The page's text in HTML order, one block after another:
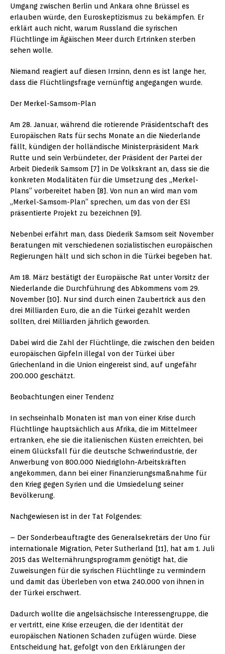
Umgang zwischen Berlin und Ankara ohne Brüssel es
erlauben würde, den Euroskeptizismus zu bekämpfen. Er
erklärt auch nicht, warum Russland die syrischen
Flüchtlinge im Ägäischen Meer durch Ertrinken sterben
sehen wolle.
Niemand reagiert auf diesen Irrsinn, denn es ist lange her,
dass die Flüchtlingsfrage vernünftig angegangen wurde.
Der Merkel-Samsom-Plan
Am 28. Januar, während die rotierende Präsidentschaft des
Europäischen Rats für sechs Monate an die Niederlande
fällt, kündigen der holländische Ministerpräsident Mark
Rutte und sein Verbündeter, der Präsident der Partei der
Arbeit Diederik Samsom [7] in De Volkskrant an, dass sie die
konkreten Modalitäten für die Umsetzung des „Merkel-
Plans“ vorbereitet haben [8]. Von nun an wird man vom
„Merkel-Samsom-Plan“ sprechen, um das von der ESI
präsentierte Projekt zu bezeichnen [9].
Nebenbei erfährt man, dass Diederik Samsom seit November
Beratungen mit verschiedenen sozialistischen europäischen
Regierungen hält und sich schon in die Türkei begeben hat.
Am 18. März bestätigt der Europäische Rat unter Vorsitz der
Niederlande die Durchführung des Abkommens vom 29.
November [10]. Nur sind durch einen Zaubertrick aus den
drei Milliarden Euro, die an die Türkei gezahlt werden
sollten, drei Milliarden jährlich geworden.
Dabei wird die Zahl der Flüchtlinge, die zwischen den beiden
europäischen Gipfeln illegal von der Türkei über
Griechenland in die Union eingereist sind, auf ungefähr
200.000 geschätzt.
Beobachtungen einer Tendenz
In sechseinhalb Monaten ist man von einer Krise durch
Flüchtlinge hauptsächlich aus Afrika, die im Mittelmeer
ertranken, ehe sie die italienischen Küsten erreichten, bei
einem Glücksfall für die deutsche Schwerindustrie, der
Anwerbung von 800.000 Niedriglohn-Arbeitskräften
angekommen, dann bei einer Finanzierungsmaßnahme für
den Krieg gegen Syrien und die Umsiedelung seiner
Bevölkerung.
Nachgewiesen ist in der Tat Folgendes:
– Der Sonderbeauftragte des Generalsekretärs der Uno für
internationale Migration, Peter Sutherland [11], hat am 1. Juli
2015 das Welternährungsprogramm genötigt hat, die
Zuweisungen für die syrischen Flüchtlinge zu vermindern
und damit das Überleben von etwa 240.000 von ihnen in
der Türkei erschwert.
Dadurch wollte die angelsächsische Interessengruppe, die
er vertritt, eine Krise erzeugen, die der Identität der
europäischen Nationen Schaden zufügen würde. Diese
Entscheidung hat, gefolgt von den Erklärungen der